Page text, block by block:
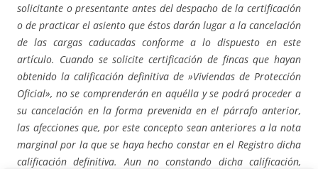
solicitante o presentante antes del despacho de la certificación
o de practicar el asiento que éstos darán lugar a la cancelación
de las cargas caducadas conforme a lo dispuesto en este
artículo. Cuando se solicite certificación de fincas que hayan
obtenido la calificación definitiva de »Viviendas de Protección
Oficial», no se comprenderán en aquélla y se podrá proceder a
su cancelación en la forma prevenida en el párrafo anterior,
las afecciones que, por este concepto sean anteriores a la nota
marginal por la que se haya hecho constar en el Registro dicha
calificación definitiva. Aun no constando dicha calificación,